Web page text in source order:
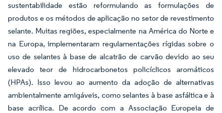
sustentabilidade estão reformulando as formulações de
produtos e os métodos de aplicação no setor de revestimento
selante. Muitas regiões, especialmente na América do Norte e
na Europa, implementaram regulamentações rígidas sobre o
uso de selantes à base de alcatrão de carvão devido ao seu
elevado teor de hidrocarbonetos policíclicos aromáticos
(HPAs). Isso levou ao aumento da adoção de alternativas
ambientalmente amigáveis, como selantes à base asfáltica e à
base acrílica. De acordo com a Associação Europeia de